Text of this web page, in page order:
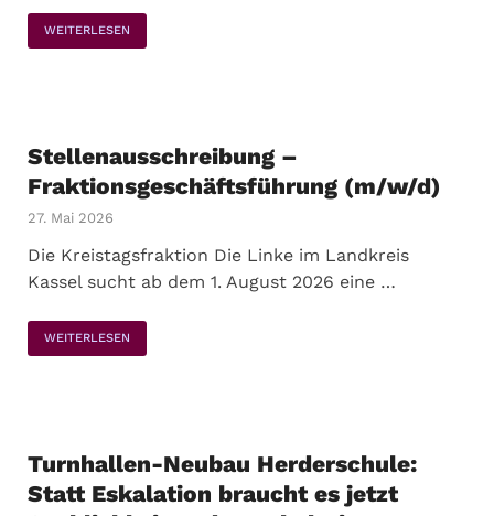
WEITERLESEN
Stellenausschreibung –
Fraktionsgeschäftsführung (m/w/d)
27. Mai 2026
Die Kreistagsfraktion Die Linke im Landkreis
Kassel sucht ab dem 1. August 2026 eine …
WEITERLESEN
Turnhallen-Neubau Herderschule:
Statt Eskalation braucht es jetzt